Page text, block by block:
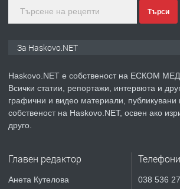
ПРЕДЛАГА
НАПЪЛНО
Търси
За Haskovo.NET
Haskovo.NET е собственост на ЕСКОМ
Всички статии, репортажи, интервюта и
графични и видео материали, публикувани
собственост на Haskovo.NET, освен ако
друго.
Главен редактор
Анета Кутелова
Телефони
038 536